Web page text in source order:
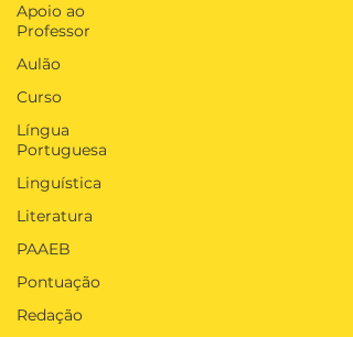
Apoio ao
Professor
Aulão
Curso
Língua
Portuguesa
Linguística
Literatura
PAAEB
Pontuação
Redação